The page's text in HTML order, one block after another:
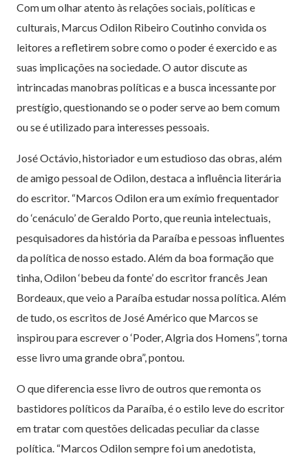
Com um olhar atento às relações sociais, políticas e
culturais, Marcus Odilon Ribeiro Coutinho convida os
leitores a refletirem sobre como o poder é exercido e as
suas implicações na sociedade. O autor discute as
intrincadas manobras políticas e a busca incessante por
prestígio, questionando se o poder serve ao bem comum
ou se é utilizado para interesses pessoais.
José Octávio, historiador e um estudioso das obras, além
de amigo pessoal de Odilon, destaca a influência literária
do escritor. “Marcos Odilon era um exímio frequentador
do ‘cenáculo’ de Geraldo Porto, que reunia intelectuais,
pesquisadores da história da Paraíba e pessoas influentes
da política de nosso estado. Além da boa formação que
tinha, Odilon ‘bebeu da fonte’ do escritor francês Jean
Bordeaux, que veio a Paraíba estudar nossa política. Além
de tudo, os escritos de José Américo que Marcos se
inspirou para escrever o ‘Poder, Algria dos Homens”, torna
esse livro uma grande obra”, pontou.
O que diferencia esse livro de outros que remonta os
bastidores políticos da Paraíba, é o estilo leve do escritor
em tratar com questões delicadas peculiar da classe
política. “Marcos Odilon sempre foi um anedotista,